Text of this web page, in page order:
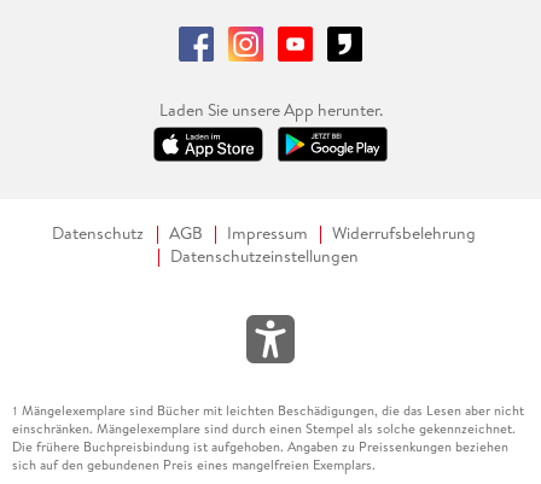
Laden Sie unsere App herunter.
Datenschutz AGB Impressum
Widerrufsbelehrung
Datenschutzeinstellungen
1 Mängelexemplare sind Bücher mit leichten Beschädigungen, die das Lesen aber nicht
einschränken. Mängelexemplare sind durch einen Stempel als solche gekennzeichnet.
Die frühere Buchpreisbindung ist aufgehoben. Angaben zu Preissenkungen beziehen
sich auf den gebundenen Preis eines mangelfreien Exemplars.